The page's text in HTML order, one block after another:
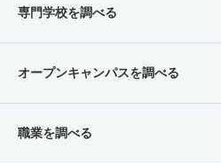
専門学校を調べる
オープンキャンパスを調べる
職業を調べる